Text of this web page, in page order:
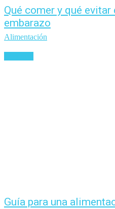
Qué comer y qué
embarazo
Alimentación
Guía para una